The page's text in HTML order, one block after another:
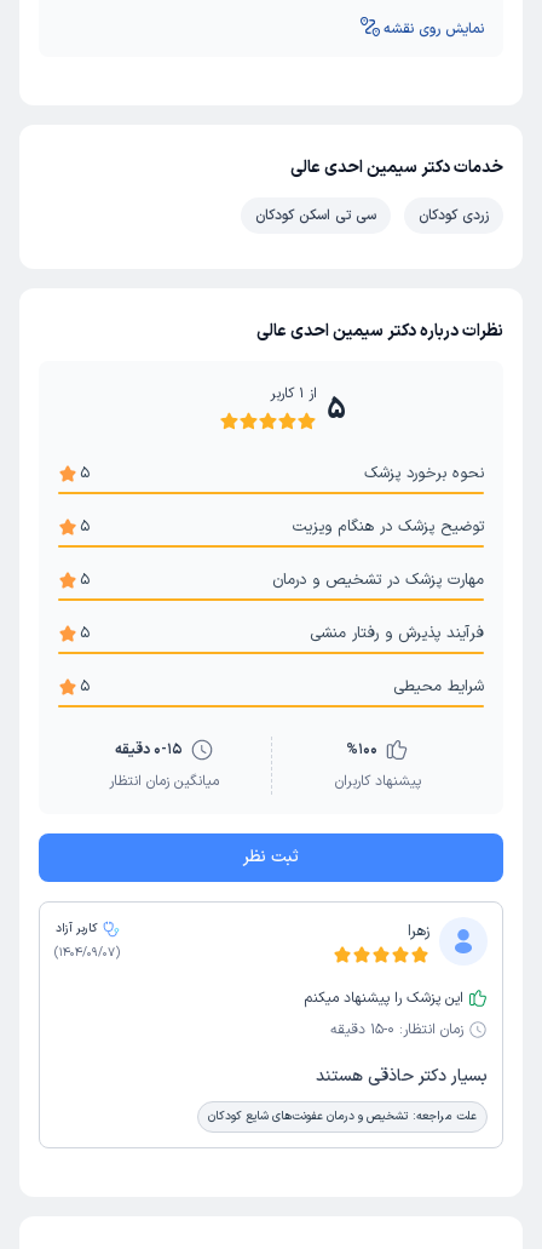
نمایش روی نقشه
خدمات دکتر سیمین احدی عالی
زردی کودکان سی تی اسکن کودکان
نظرات درباره دکتر سیمین احدی عالی
5 از 1 کاربر
نحوه برخورد پزشک 5
توضیح پزشک در هنگام ویزیت 5
مهارت پزشک در تشخیص و درمان 5
فرآیند پذیرش و رفتار منشی 5
شرایط محیطی 5
%100
پیشنهاد کاربران
0-15 دقیقه
میانگین زمان انتظار
ثبت نظر
زهرا
کاربر آزاد
(
1404/09/07
)
این پزشک را پیشنهاد میکنم
زمان انتظار: 0-15 دقیقه
بسیار دکتر حاذقی هستند
علت مراجعه: تشخیص و درمان عفونت‌های شایع کودکان